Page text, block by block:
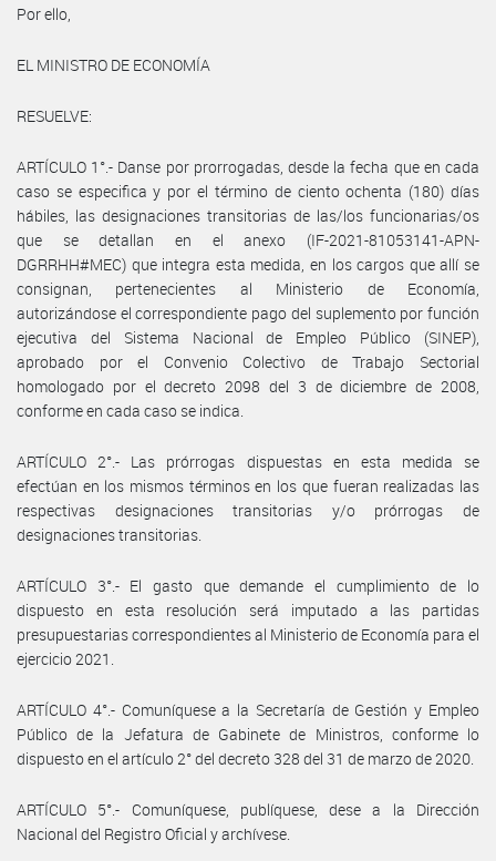
Por ello,
EL MINISTRO DE ECONOMÍA
RESUELVE:
ARTÍCULO 1°.- Danse por prorrogadas, desde la fecha que en cada
caso se especifica y por el término de ciento ochenta (180) días
hábiles, las designaciones transitorias de las/los funcionarias/os
que se detallan en el anexo (IF-2021-81053141-APN-
DGRRHH#MEC) que integra esta medida, en los cargos que allí se
consignan, pertenecientes al Ministerio de Economía,
autorizándose el correspondiente pago del suplemento por función
ejecutiva del Sistema Nacional de Empleo Público (SINEP),
aprobado por el Convenio Colectivo de Trabajo Sectorial
homologado por el decreto 2098 del 3 de diciembre de 2008,
conforme en cada caso se indica.
ARTÍCULO 2°.- Las prórrogas dispuestas en esta medida se
efectúan en los mismos términos en los que fueran realizadas las
respectivas designaciones transitorias y/o prórrogas de
designaciones transitorias.
ARTÍCULO 3°.- El gasto que demande el cumplimiento de lo
dispuesto en esta resolución será imputado a las partidas
presupuestarias correspondientes al Ministerio de Economía para el
ejercicio 2021.
ARTÍCULO 4°.- Comuníquese a la Secretaría de Gestión y Empleo
Público de la Jefatura de Gabinete de Ministros, conforme lo
dispuesto en el artículo 2° del decreto 328 del 31 de marzo de 2020.
ARTÍCULO 5°.- Comuníquese, publíquese, dese a la Dirección
Nacional del Registro Oficial y archívese.